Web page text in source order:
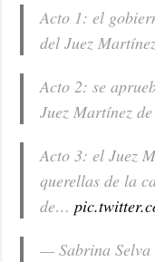
Acto 1: el
del Juez
Acto 2: se
Juez Martínez
Acto 3: el Juez
querellas de la
de…
— Sabrina